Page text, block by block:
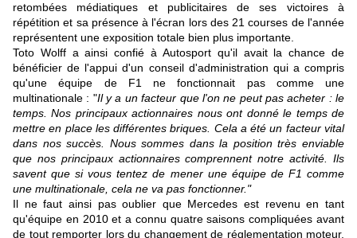
retombées médiatiques et publicitaires de ses victoires à
répétition et sa présence à l'écran lors des 21 courses de l'année
représentent une exposition totale bien plus importante.
Toto Wolff a ainsi confié à Autosport qu'il avait la chance de
bénéficier de l'appui d'un conseil d'administration qui a compris
qu'une équipe de F1 ne fonctionnait pas comme une
multinationale : "Il y a un facteur que l'on ne peut pas acheter : le
temps. Nos principaux actionnaires nous ont donné le temps de
mettre en place les différentes briques. Cela a été un facteur vital
dans nos succès. Nous sommes dans la position très enviable
que nos principaux actionnaires comprennent notre activité. Ils
savent que si vous tentez de mener une équipe de F1 comme
une multinationale, cela ne va pas fonctionner."
Il ne faut ainsi pas oublier que Mercedes est revenu en tant
qu'équipe en 2010 et a connu quatre saisons compliquées avant
de tout remporter lors du changement de réglementation moteur.